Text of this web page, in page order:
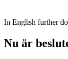
In English further
Nu är